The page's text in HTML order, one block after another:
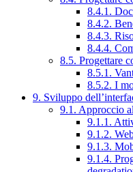
8.4.1.
8.4.2.
8.4.3.
8.4.4.
8.5. Progettare
8.5.1.
8.5.2. I
9. Sviluppo
9.1. Approccio
9.1.1.
9.1.2.
9.1.3.
9.1.4.